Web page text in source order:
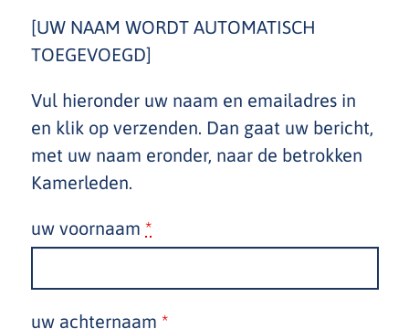
[UW NAAM WORDT AUTOMATISCH
TOEGEVOEGD]
Vul hieronder uw naam en emailadres in
en klik op verzenden. Dan gaat uw bericht,
met uw naam eronder, naar de betrokken
Kamerleden.
uw voornaam *
uw achternaam *